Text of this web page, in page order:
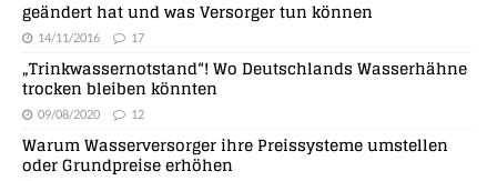
geändert hat und was Versorger tun können
14/11/2016 17
„Trinkwassernotstand“! Wo Deutschlands Wasserhähne
trocken bleiben könnten
09/08/2020 12
Warum Wasserversorger ihre Preissysteme umstellen
oder Grundpreise erhöhen